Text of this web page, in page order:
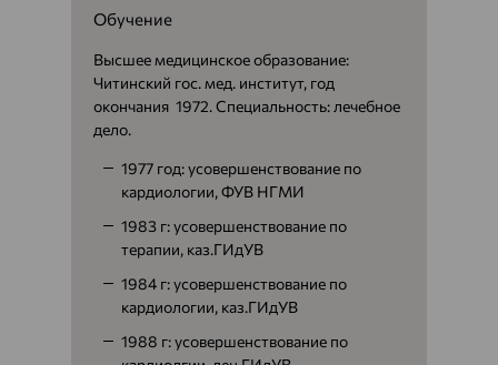
Обучение
Высшее медицинское образование:
Читинский гос. мед. институт, год
окончания 1972. Специальность: лечебное
дело.
1977 год: усовершенствование по
кардиологии, ФУВ НГМИ
1983 г: усовершенствование по
терапии, каз.ГИдУВ
1984 г: усовершенствование по
кардиологии, каз.ГИдУВ
1988 г: усовершенствование по